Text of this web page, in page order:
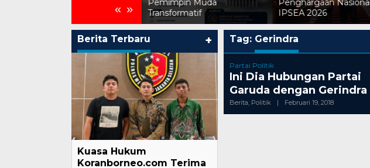
« »
Pemimpin Muda
Transformatif
Penghargaan Nasional
IPSEA 2026
Berita Terbaru +
Kuasa Hukum
Koranborneo.com Terima
Tag: Gerindra
Partai Politik
Ini Dia Hubungan Partai
Garuda dengan Gerindra
Berita, Politik | Februari 19, 2018Oleh